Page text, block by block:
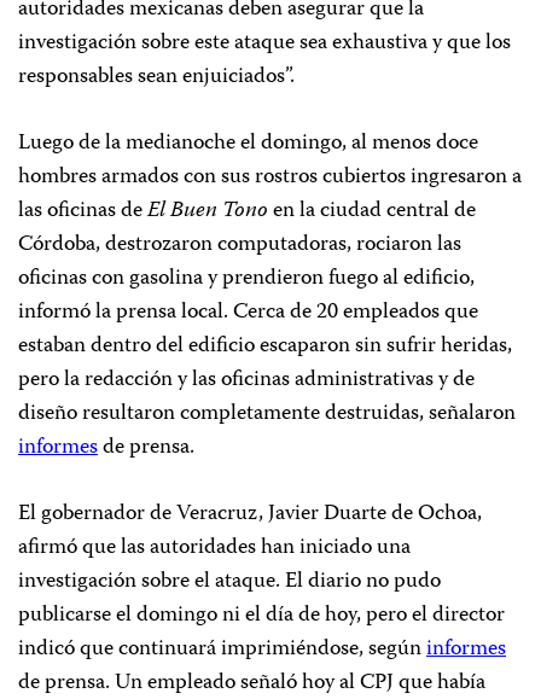
autoridades mexicanas deben asegurar que la
investigación sobre este ataque sea exhaustiva y que los
responsables sean enjuiciados”.
Luego de la medianoche el domingo, al menos doce
hombres armados con sus rostros cubiertos ingresaron a
las oficinas deEl Buen Tonoen la ciudad central de
Córdoba, destrozaron computadoras, rociaron las
oficinas con gasolina y prendieron fuego al edificio,
informó la prensa local. Cerca de 20 empleados que
estaban dentro del edificio escaparon sin sufrir heridas,
pero la redacción y las oficinas administrativas y de
diseño resultaron completamente destruidas, señalaron
informesde prensa.
El gobernador de Veracruz, Javier Duarte de Ochoa,
afirmó que las autoridades han iniciado una
investigación sobre el ataque. El diario no pudo
publicarse el domingo ni el día de hoy, pero el director
indicó que continuará imprimiéndose, segúninformes
de prensa. Un empleado señaló hoy al CPJ que había